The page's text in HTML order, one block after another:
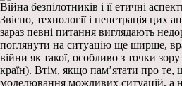
Війна безпілотників і її етичні
Звісно, технології і пенетрація цих
зараз певні питання виглядають
поглянути на ситуацію ще ширше,
війни як такої, особливо з точки
країн). Втім, якщо пам’ятати про те,
моделювання можливих ситуацій, а